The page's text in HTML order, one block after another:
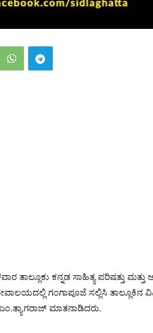
ತಾಲ್ಲೂಕು ಕನ್ನಡ ಸಾಹಿತ್ಯ ಪರಿಷತ್ತು
ದೇವಾಲಯದಲ್ಲಿ ಗಂಗಾಪೂಜೆ ಸಲ್ಲಿಸಿ
ಮಾತನಾಡಿದರು.